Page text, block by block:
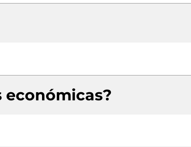
económicas?